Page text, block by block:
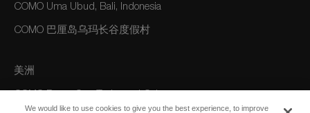
COMO Uma Ubud, Bali, Indonesia
COMO 巴厘岛乌玛长谷度假村
美洲
We would like to use cookies to give you the best experience, to improve